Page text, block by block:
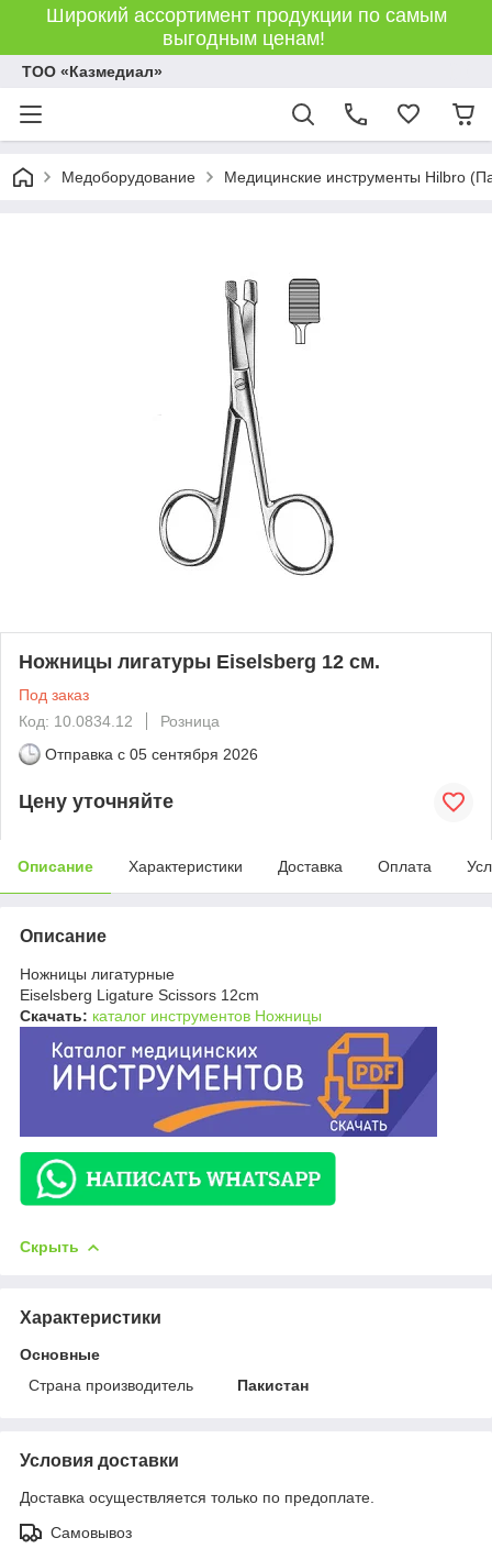
Широкий ассортимент продукции по самым
выгодным ценам!
ТОО «Казмедиал»
Медоборудование Медицинские инструменты Hilbro
Ножницы лигатуры Eiselsberg 12 см.
Под заказ
Код: 10.0834.12
Розница
Отправка с 05 сентября 2026
Цену уточняйте
Описание Характеристики Доставка Оплата
Описание
Ножницы лигатурные
Eiselsberg Ligature Scissors 12cm
Скачать: каталог инструментов Ножницы
Скрыть
Характеристики
Основные
Страна производитель
Пакистан
Условия доставки
Доставка осуществляется только по предоплате.
Самовывоз